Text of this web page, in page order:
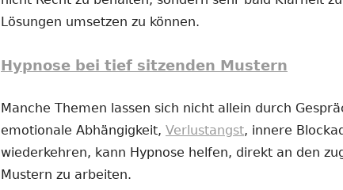
Lösungen umsetzen zu können.
Hypnose bei tief sitzenden Mustern
Manche Themen lassen sich nicht allein durch
emotionale Abhängigkeit, Verlustangst, innere
wiederkehren, kann Hypnose helfen, direkt an den
Mustern zu arbeiten.